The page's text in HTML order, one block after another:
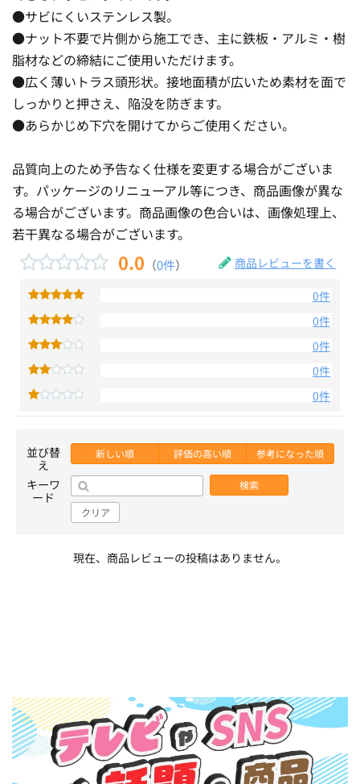
●サビにくいステンレス製。
●ナット不要で片側から施工でき、主に鉄板・アルミ・樹
脂材などの締結にご使用いただけます。
●広く薄いトラス頭形状。接地面積が広いため素材を面で
しっかりと押さえ、陥没を防ぎます。
●あらかじめ下穴を開けてからご使用ください。
品質向上のため予告なく仕様を変更する場合がございま
す。パッケージのリニューアル等につき、商品画像が異な
る場合がございます。商品画像の色合いは、画像処理上、
若干異なる場合がございます。
0.0 （0件） 商品レビューを書く
0件
0件
0件
0件
0件
並び替
え
新しい順 評価の高い順 参考になった順
キーワ
ード
検索
クリア
現在、商品レビューの投稿はありません。